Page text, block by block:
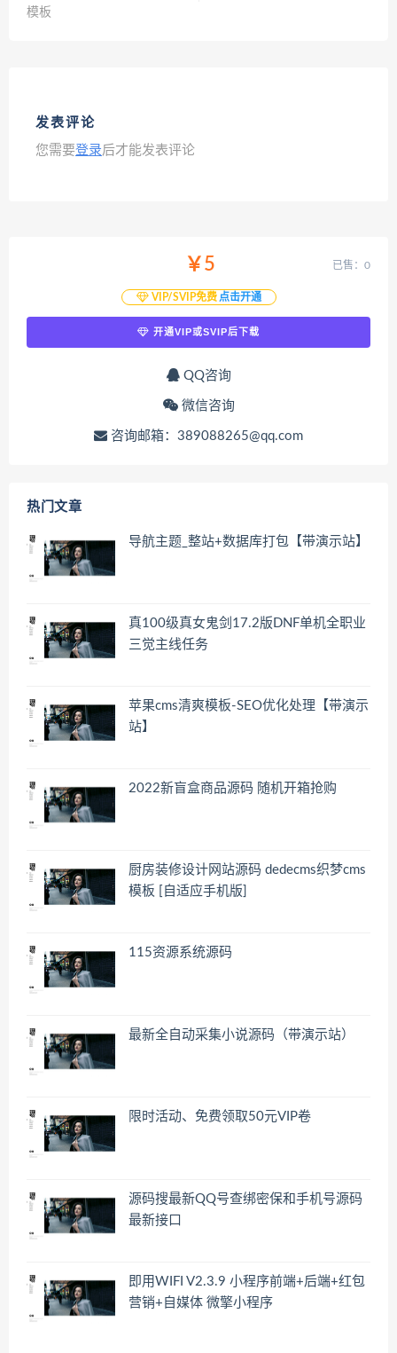
模板
发表评论
您需要登录后才能发表评论
￥5
VIP/SVIP免费 点击开通
已售：0
开通VIP或SVIP后下载
QQ咨询
微信咨询
咨询邮箱：389088265@qq.com
热门文章
导航主题_整站+数据库打包【带演示站】
真100级真女鬼剑17.2版DNF单机全职业
三觉主线任务
苹果cms清爽模板-SEO优化处理【带演示
站】
2022新盲盒商品源码 随机开箱抢购
厨房装修设计网站源码 dedecms织梦cms
模板 [自适应手机版]
115资源系统源码
最新全自动采集小说源码（带演示站）
限时活动、免费领取50元VIP卷
源码搜最新QQ号查绑密保和手机号源码
最新接口
即用WIFI V2.3.9 小程序前端+后端+红包
营销+自媒体 微擎小程序